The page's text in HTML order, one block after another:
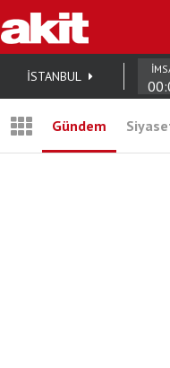
İSTANBUL
Gündem